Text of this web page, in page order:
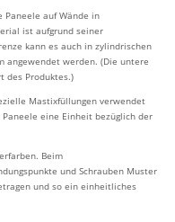
Paneele auf Wände in
ist aufgrund seiner
kann es auch in zylindrischen
angewendet werden. (Die untere
des Produktes.)
Mastixfüllungen verwendet
eine Einheit bezüglich der
Beim
und Schrauben Muster
und so ein einheitliches